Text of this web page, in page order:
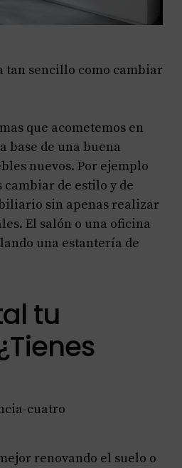
tan sencillo como cambiar
que acometemos en
base de una buena
nuevos. Por ejemplo
cambiar de estilo y de
sin apenas realizar
El salón o una oficina
una estantería de
tu
renovando el suelo o